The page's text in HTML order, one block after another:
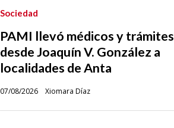
PAMI llevó médicos y trámites
desde Joaquín V. González a
localidades de Anta
Xiomara Díaz
Sociedad
07/08/2026